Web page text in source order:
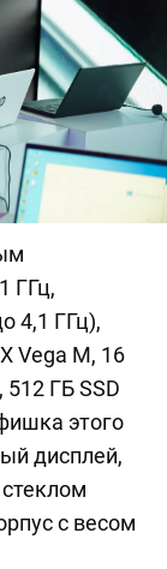
ГГц,
4,1 ГГц),
Vega M, 16
512 ГБ SSD
этого
дисплей,
с весом